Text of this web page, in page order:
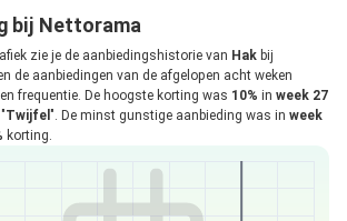
bij Nettorama
zie je de aanbiedingshistorie van Hak bij
de aanbiedingen van de afgelopen acht weken
frequentie. De hoogste korting was 10% in week 27
Twijfel ". De minst gunstige aanbieding was in week
korting.